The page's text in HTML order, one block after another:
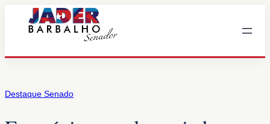
Destaque Senado